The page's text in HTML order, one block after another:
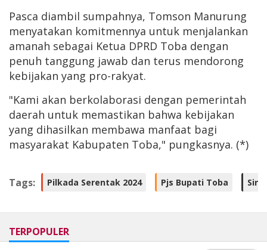
Pasca diambil sumpahnya, Tomson Manurung
menyatakan komitmennya untuk menjalankan
amanah sebagai Ketua DPRD Toba dengan
penuh tanggung jawab dan terus mendorong
kebijakan yang pro-rakyat.
"Kami akan berkolaborasi dengan pemerintah
daerah untuk memastikan bahwa kebijakan
yang dihasilkan membawa manfaat bagi
masyarakat Kabupaten Toba," pungkasnya. (*)
Tags: Pilkada Serentak 2024 Pjs Bupati Toba
TERPOPULER